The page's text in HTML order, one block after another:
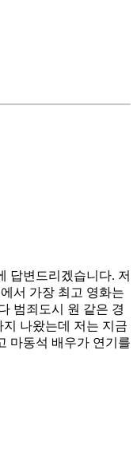
답변드리겠습니다. 저
서 가장 최고 영화는
범죄도시 원 같은 경
나왔는데 저는 지금
마동석 배우가 연기를